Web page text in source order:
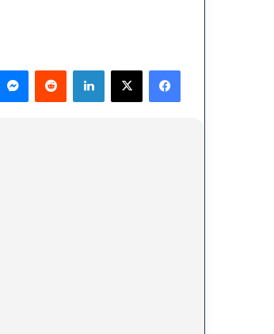
فيسبوك ‫X لينكدإن